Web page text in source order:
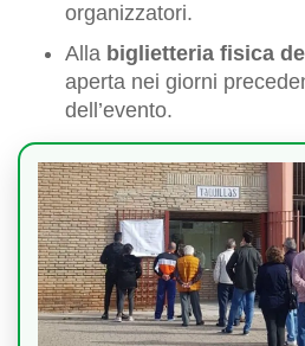
organizzatori.
Alla biglietteria fisica
aperta nei giorni
dell’evento.